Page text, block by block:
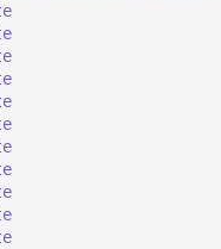
2013
2013
2013
2012